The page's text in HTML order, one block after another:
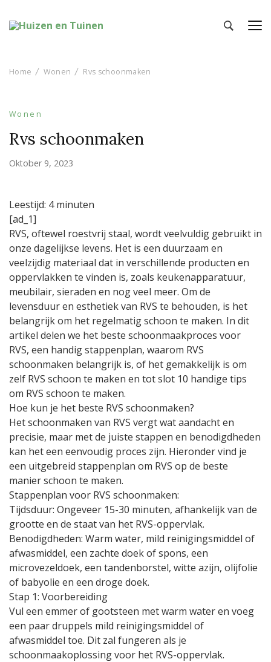
Home Wonen Rvs schoonmaken
Wonen
Rvs schoonmaken
Oktober 9, 2023
Leestijd: 4 minuten
[ad_1]
RVS, oftewel roestvrij staal, wordt veelvuldig gebruikt in
onze dagelijkse levens. Het is een duurzaam en
veelzijdig materiaal dat in verschillende producten en
oppervlakken te vinden is, zoals keukenapparatuur,
meubilair, sieraden en nog veel meer. Om de
levensduur en esthetiek van RVS te behouden, is het
belangrijk om het regelmatig schoon te maken. In dit
artikel delen we het beste schoonmaakproces voor
RVS, een handig stappenplan, waarom RVS
schoonmaken belangrijk is, of het gemakkelijk is om
zelf RVS schoon te maken en tot slot 10 handige tips
om RVS schoon te maken.
Hoe kun je het beste RVS schoonmaken?
Het schoonmaken van RVS vergt wat aandacht en
precisie, maar met de juiste stappen en benodigdheden
kan het een eenvoudig proces zijn. Hieronder vind je
een uitgebreid stappenplan om RVS op de beste
manier schoon te maken.
Stappenplan voor RVS schoonmaken:
Tijdsduur: Ongeveer 15-30 minuten, afhankelijk van de
grootte en de staat van het RVS-oppervlak.
Benodigdheden: Warm water, mild reinigingsmiddel of
afwasmiddel, een zachte doek of spons, een
microvezeldoek, een tandenborstel, witte azijn, olijfolie
of babyolie en een droge doek.
Stap 1: Voorbereiding
Vul een emmer of gootsteen met warm water en voeg
een paar druppels mild reinigingsmiddel of
afwasmiddel toe. Dit zal fungeren als je
schoonmaakoplossing voor het RVS-oppervlak.